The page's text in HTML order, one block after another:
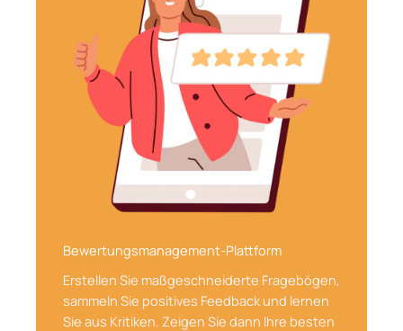
Bewertungsmanagement-Plattform
Erstellen Sie maßgeschneiderte Fragebögen,
sammeln Sie positives Feedback und lernen
Sie aus Kritiken. Zeigen Sie dann Ihre besten